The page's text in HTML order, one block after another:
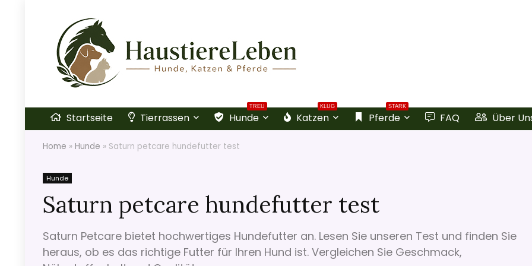
Startseite Tierrassen
TREU
Hunde
KLUG
Katzen
STARK
Pferde FAQ Über
Home » Hunde » Saturn petcare hundefutter test
Hunde
Saturn petcare hundefutter test
Saturn Petcare bietet hochwertiges Hundefutter an. Lesen Sie unseren Test und finden Sie
heraus, ob es das richtige Futter für Ihren Hund ist. Vergleichen Sie Geschmack,